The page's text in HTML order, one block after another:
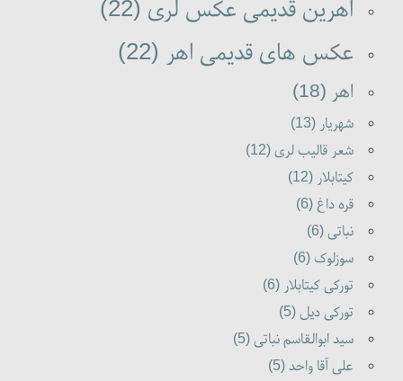
اهرین قدیمی عکس لری (22)
عکس های قدیمی اهر (22)
اهر (18)
شهریار (13)
شعر قالیب لری (12)
کیتابلار (12)
قره داغ (6)
نباتی (6)
سوزلوک (6)
تورکی کیتابلار (6)
تورکی دیل (5)
سید ابوالقاسم نباتی (5)
علی آقا واحد (5)